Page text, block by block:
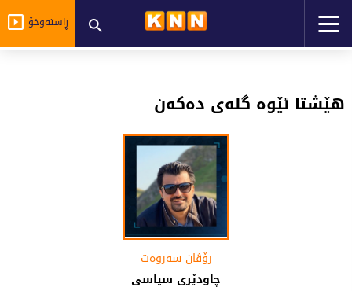
ڕاستەوخۆ
ھێشتا ئێوە گلەی دەکەن
رۆڤان سەروەت
چاودێرى سیاسى